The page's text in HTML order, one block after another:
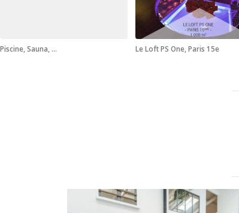
Piscine, Sauna, … Le Loft PS One, Paris 15e